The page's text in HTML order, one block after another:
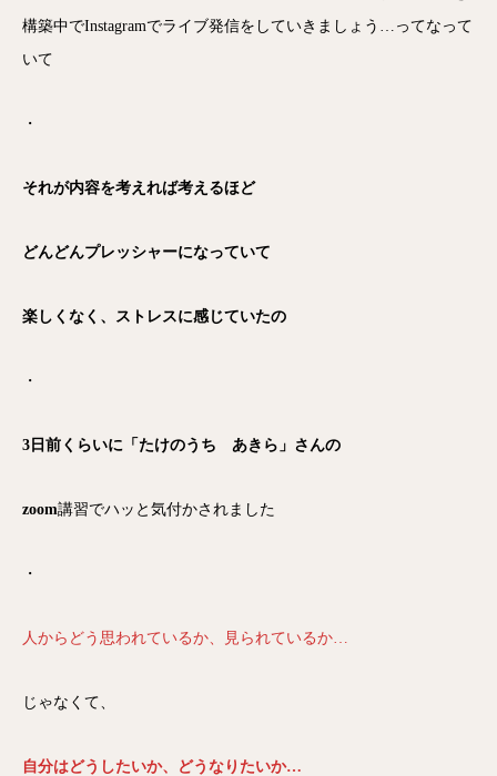
構築中でInstagramでライブ発信をしていきましょう…ってなって
いて
・
それが内容を考えれば考えるほど
どんどんプレッシャーになっていて
楽しくなく、ストレスに感じていたの
・
3日前くらいに「たけのうち あきら」さんの
zoom講習でハッと気付かされました
・
人からどう思われているか、見られているか…
じゃなくて、
自分はどうしたいか、どうなりたいか…